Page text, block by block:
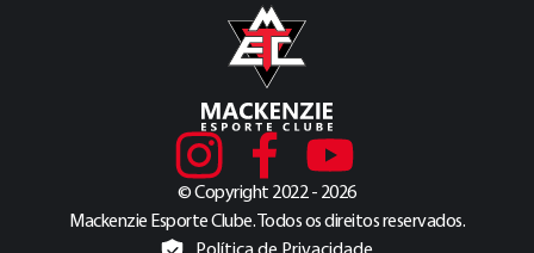
© Copyright 2022 - 2026
Mackenzie Esporte Clube. Todos os direitos reservados.